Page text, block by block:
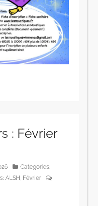
: Février
Categories:
ALSH , Février